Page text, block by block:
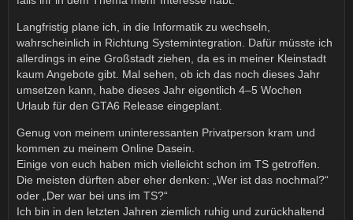
Langfristig plane ich, in die Informatik zu wechseln,
wahrscheinlich in Richtung Systemintegration. Dafür müsste ich
allerdings in eine Großstadt ziehen, da es in meiner Kleinstadt
kaum Angebote gibt. Mal sehen, ob ich das noch dieses Jahr
umsetzen kann, habe dieses Jahr eigentlich 4–5 Wochen
Urlaub für den GTA6 Release eingeplant.
Genug von meinem uninteressanten Privatperson kram und
kommen zu meinem Online Dasein.
Einige von euch haben mich vielleicht schon im TS getroffen.
Die meisten dürften aber eher denken: „Wer ist das nochmal?“
oder „Der war bei uns im TS?“
Ich bin in den letzten Jahren ziemlich ruhig und zurückhaltend